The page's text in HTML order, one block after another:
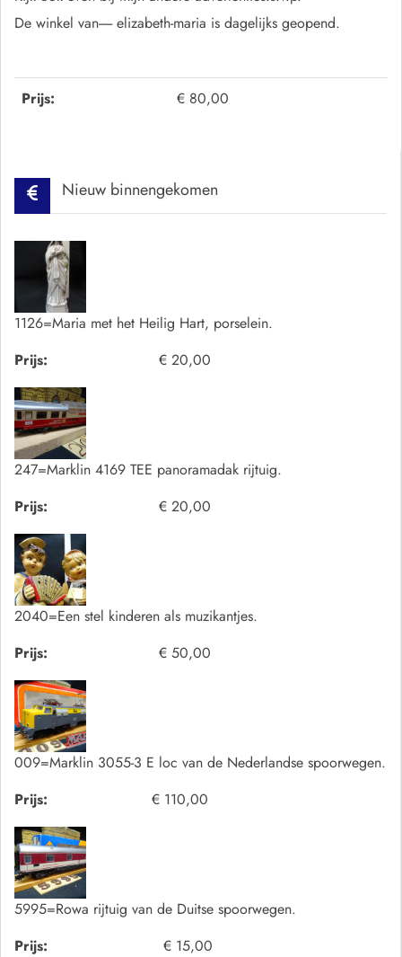
Prijs: € 80,00
De winkel van----- elizabeth-maria is dagelijks geopend.
Nieuw binnengekomen
1126=Maria met het Heilig Hart, porselein.
Prijs:
€ 20,00
247=Marklin 4169 TEE panoramadak rijtuig.
Prijs:
€ 20,00
2040=Een stel kinderen als muzikantjes.
Prijs:
€ 50,00
009=Marklin 3055-3 E loc van de Nederlandse spoorwegen.
Prijs:
€ 110,00
5995=Rowa rijtuig van de Duitse spoorwegen.
Prijs:
€ 15,00